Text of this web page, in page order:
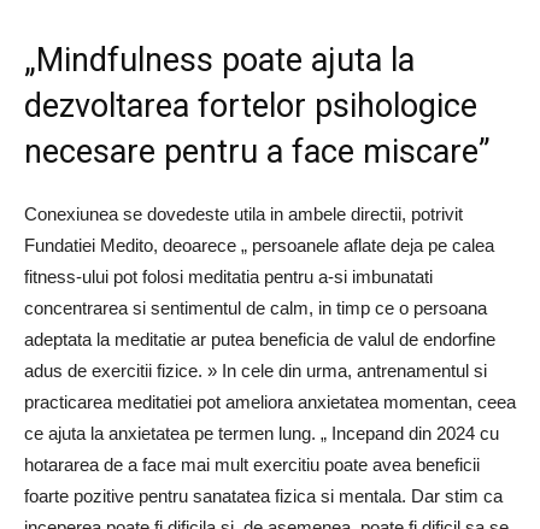
„Mindfulness poate ajuta la
dezvoltarea fortelor psihologice
necesare pentru a face miscare”
Conexiunea se dovedeste utila in ambele directii, potrivit
Fundatiei Medito, deoarece „ persoanele aflate deja pe calea
fitness-ului pot folosi meditatia pentru a-si imbunatati
concentrarea si sentimentul de calm, in timp ce o persoana
adeptata la meditatie ar putea beneficia de valul de endorfine
adus de exercitii fizice. » In cele din urma, antrenamentul si
practicarea meditatiei pot ameliora anxietatea momentan, ceea
ce ajuta la anxietatea pe termen lung. „ Incepand din 2024 cu
hotararea de a face mai mult exercitiu poate avea beneficii
foarte pozitive pentru sanatatea fizica si mentala. Dar stim ca